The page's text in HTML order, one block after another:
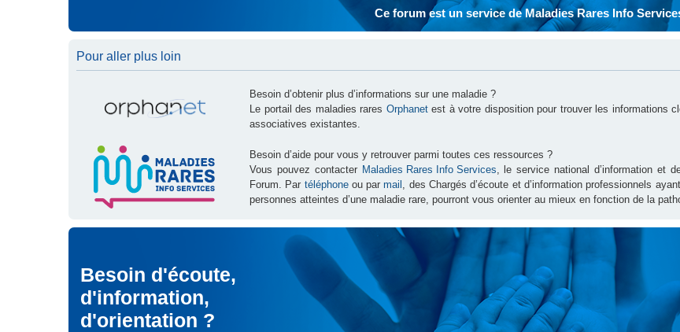
Ce forum est un service de Maladies Rares Info
Pour aller plus loin
Besoin d’obtenir plus d’informations sur une maladie ?
Le portail des maladies rares Orphanetest à votre disposition pour trouver les informations
associatives existantes.
Besoin d’aide pour vous y retrouver parmi toutes ces ressources ?
Vous pouvez contacter Maladies Rares Info Services, le service national d’information et
Forum. Par téléphoneou parmail , des Chargés d’écoute et d’information professionnels
personnes atteintes d’une maladie rare, pourront vous orienter au mieux en fonction de la
Besoin d'écoute,
d'information,
d'orientation ?